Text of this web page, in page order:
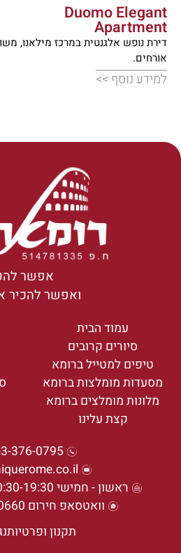
Duomo Elegant
Apartment
אורחים.
למידע נוסף >>
אפשר להכיר
ואפשר להכיר
עמוד הבית
סיורים קרובים
טיפים למטייל ברומא
מסעדות מומלצות ברומא
מלונות מומלצים ברומא
קצת עלינו
376-0795+
ראשון - חמישי 10:30-19:30. שישי שבת סגור
וואטסאפ חירום 39-347-9720660+
תקנון ופרטיות